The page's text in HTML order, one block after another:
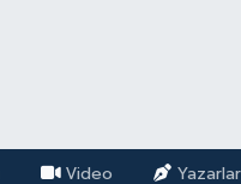
Video Yazarlar